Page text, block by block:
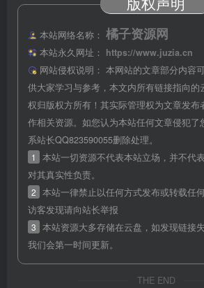
本站网络名称： 橘子资源网
本站永久网址：
https://www.juzia.cn
网站侵权说明： 本网站的文章部分内容
供大家学习与参考，本文内所有链接指向的
权归版权方所有！其实际管理权为文章发布
作相关资源。如您认为本站任何文章侵犯了
系站长QQ823590055删除处理。
1
本站一切资源不代表本站立场，并不代
对其真实性负责。
2 本站一律禁止以任何方式发布或转载任
访客发现请向站长举报
3 本站资源大多存储在云盘，如发现链接
我们会第一时间更新。
THE END